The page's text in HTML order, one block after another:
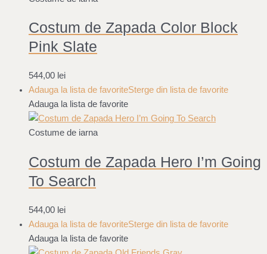
Costum de Zapada Color Block
Pink Slate
544,00 lei
Adauga la lista de favoriteSterge din lista de favorite
Adauga la lista de favorite
Costume de iarna
Costum de Zapada Hero I’m Going
To Search
544,00 lei
Adauga la lista de favoriteSterge din lista de favorite
Adauga la lista de favorite